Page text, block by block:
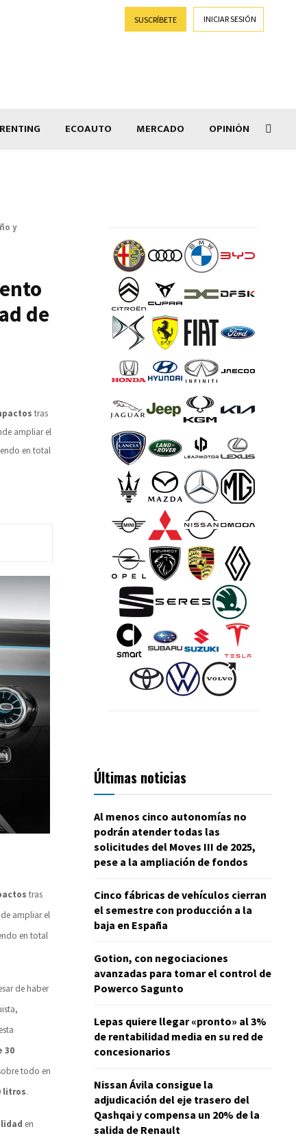
SUSCRÍBETE INICIAR SESIÓN
RENTING ECOAUTO MERCADO OPINIÓN
y
de
tras
ampliar el
en total
tras
ampliar el
en total
de haber
30
todo en
litros.
en
Últimas noticias
Al menos cinco autonomías no
podrán atender todas las
solicitudes del Moves III de 2025,
pese a la ampliación de fondos
Cinco fábricas de vehículos cierran
el semestre con producción a la
baja en España
Gotion, con negociaciones
avanzadas para tomar el control de
Powerco Sagunto
Lepas quiere llegar «pronto» al 3%
de rentabilidad media en su red de
concesionarios
Nissan Ávila consigue la
adjudicación del eje trasero del
Qashqai y compensa un 20% de la
salida de Renault